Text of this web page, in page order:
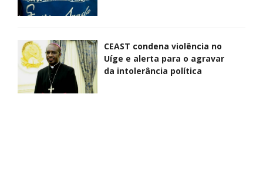
CEAST condena violência no
Uíge e alerta para o agravar
da intolerância política